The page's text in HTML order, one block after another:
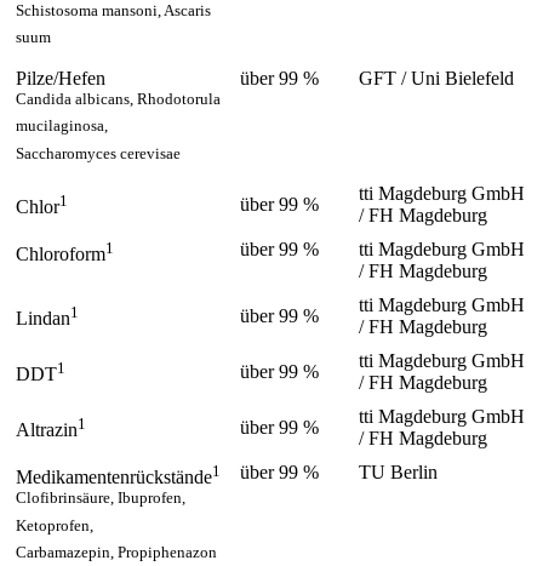
Schistosoma mansoni, Ascaris
suum
Pilze/Hefen
Candida albicans, Rhodotorula
mucilaginosa,
Saccharomyces cerevisae
über 99 % GFT / Uni Bielefeld
Chlor1 über 99 %
tti Magdeburg GmbH
/ FH Magdeburg
Chloroform1 über 99 %
tti Magdeburg GmbH
/ FH Magdeburg
Lindan1 über 99 %
tti Magdeburg GmbH
/ FH Magdeburg
DDT1 über 99 %
tti Magdeburg GmbH
/ FH Magdeburg
Altrazin1 über 99 %
tti Magdeburg GmbH
/ FH Magdeburg
Medikamentenrückstände1
Clofibrinsäure, Ibuprofen,
Ketoprofen,
Carbamazepin, Propiphenazon
über 99 % TU Berlin